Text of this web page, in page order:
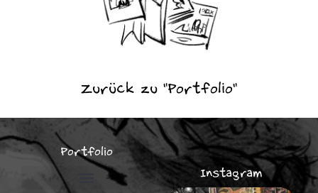
Zurück zu "Portfolio"
Portfolio
Instagram